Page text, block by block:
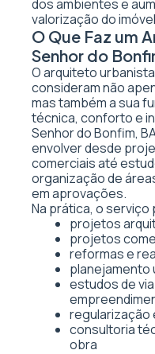
dos ambientes e
valorização do
O Que Faz um
Senhor do
O arquiteto
consideram não
mas também a sua
técnica, conforto e
Senhor do Bonfim,
envolver desde
comerciais até
organização de
em aprovações.
Na prática, o serviço
projetos
projetos
reformas e
planejamento
estudos de
regularização
consultoria
obra